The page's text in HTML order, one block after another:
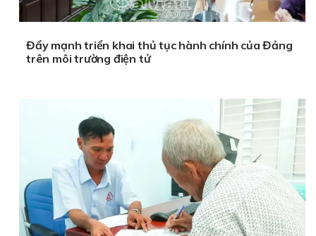
Đẩy mạnh triển khai thủ tục hành chính của Đảng
trên môi trường điện tử